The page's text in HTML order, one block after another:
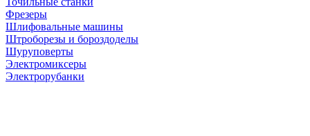
Фрезеры
Шлифовальные машины
Штроборезы и бороздоделы
Шуруповерты
Электромиксеры
Электрорубанки